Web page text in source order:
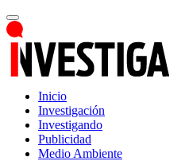
Inicio
Investigación
Investigando
Publicidad
Medio Ambiente